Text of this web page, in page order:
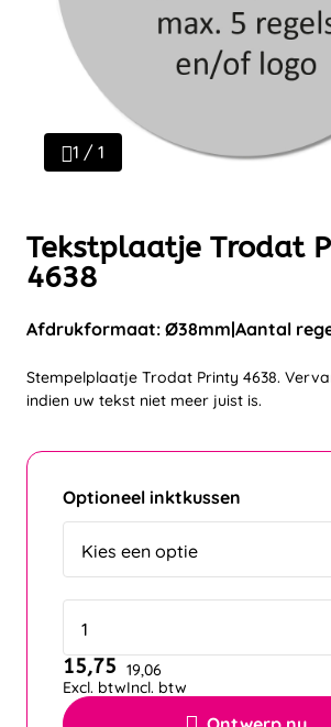
1 / 1
Tekstplaatje Trodat
4638
Afdrukformaat: Ø38mm Aantal
Stempelplaatje Trodat Printy 4638.
indien uw tekst niet meer juist is.
Optioneel inktkussen
15,75
Excl. btw
19,06
Incl. btw